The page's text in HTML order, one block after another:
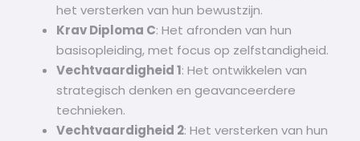
het versterken van hun bewustzijn.
Krav Diploma C: Het afronden van hun
basisopleiding, met focus op zelfstandigheid.
Vechtvaardigheid 1: Het ontwikkelen van
strategisch denken en geavanceerdere
technieken.
Vechtvaardigheid 2: Het versterken van hun